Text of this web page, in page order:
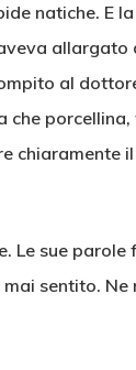
natiche. E
allargato
al
che
chiaramente
Le sue parole
sentito. Ne